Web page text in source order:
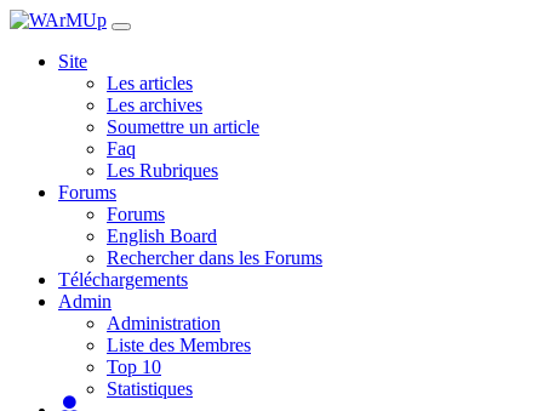
Site
Les articles
Les archives
Soumettre un article
Faq
Les Rubriques
Forums
Forums
English Board
Rechercher dans les Forums
Téléchargements
Admin
Administration
Liste des Membres
Top 10
Statistiques